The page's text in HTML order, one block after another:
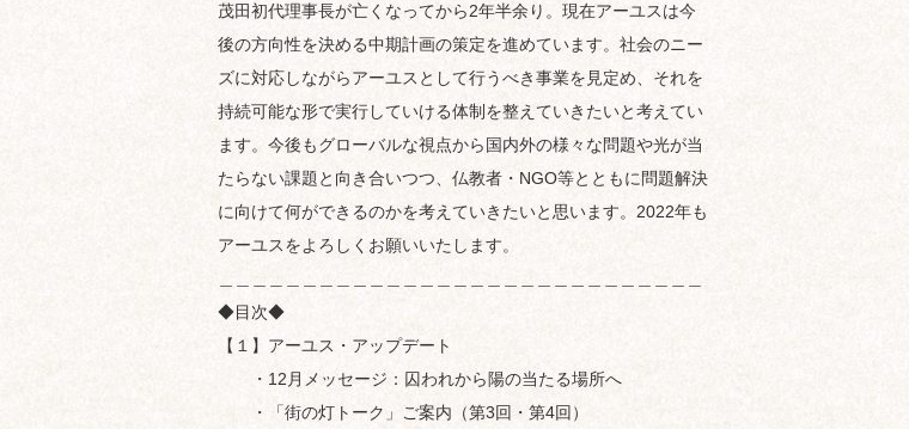
茂田初代理事長が亡くなってから2年半余り。現在アーユスは今
後の方向性を決める中期計画の策定を進めています。社会のニー
ズに対応しながらアーユスとして行うべき事業を見定め、それを
持続可能な形で実行していける体制を整えていきたいと考えてい
ます。今後もグローバルな視点から国内外の様々な問題や光が当
たらない課題と向き合いつつ、仏教者・NGO等とともに問題解決
に向けて何ができるのかを考えていきたいと思います。2022年も
アーユスをよろしくお願いいたします。
＿＿＿＿＿＿＿＿＿＿＿＿＿＿＿＿＿＿＿＿＿＿＿＿＿＿＿＿＿
◆目次◆
【１】アーユス・アップデート
・12月メッセージ：囚われから陽の当たる場所へ
・「街の灯トーク」ご案内（第3回・第4回）